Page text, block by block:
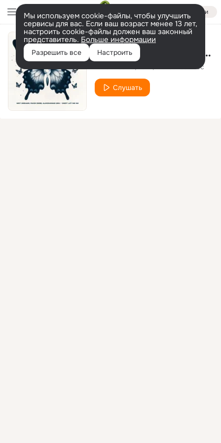
Войти
Мы используем cookie-файлы, чтобы улучшить
сервисы для вас. Если ваш возраст менее 13 лет,
настроить cookie-файлы должен ваш законный
представитель. Больше информации
Разрешить все Настроить Don't Let Me Go (Club Mix)
Aleksandar Zec
Слушать